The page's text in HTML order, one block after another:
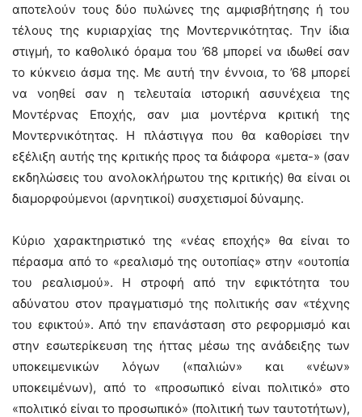
αποτελούν τους δύο πυλώνες της αμφισβήτησης ή του
τέλους της κυριαρχίας της Μοντερνικότητας. Την ίδια
στιγμή, το καθολικό όραμα του ’68 μπορεί να ιδωθεί σαν
το κύκνειο άσμα της. Με αυτή την έννοια, το ’68 μπορεί
να νοηθεί σαν η τελευταία ιστορική ασυνέχεια της
Μοντέρνας Εποχής, σαν μια μοντέρνα κριτική της
Μοντερνικότητας. Η πλάστιγγα που θα καθορίσει την
εξέλιξη αυτής της κριτικής προς τα διάφορα «μετα-» (σαν
εκδηλώσεις του ανολοκλήρωτου της κριτικής) θα είναι οι
διαμορφούμενοι (αρνητικοί) συσχετισμοί δύναμης.
Κύριο χαρακτηριστικό της «νέας εποχής» θα είναι το
πέρασμα από το «ρεαλισμό της ουτοπίας» στην «ουτοπία
του ρεαλισμού». Η στροφή από την εφικτότητα του
αδύνατου στον πραγματισμό της πολιτικής σαν «τέχνης
του εφικτού». Από την επανάσταση στο ρεφορμισμό και
στην εσωτερίκευση της ήττας μέσω της ανάδειξης των
υποκειμενικών λόγων («παλιών» και «νέων»
υποκειμένων), από το «προσωπικό είναι πολιτικό» στο
«πολιτικό είναι το προσωπικό» (πολιτική των ταυτοτήτων),